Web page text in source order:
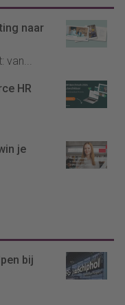
naar
van...
HR
je
bij